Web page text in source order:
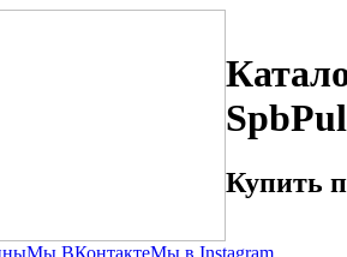
Купить
Мы ВКонтактеМы в Instagram